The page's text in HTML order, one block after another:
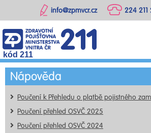
224 211
info@zpmvcr.cz
kód 211
Nápověda
Poučení k Přehledu o platbě pojistného
Poučení přehled OSVČ 2025
Poučení přehled OSVČ 2024